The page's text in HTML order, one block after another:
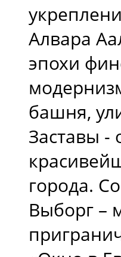
Алвара
эпохи
башня,
Заставы -
города.
Выборг –